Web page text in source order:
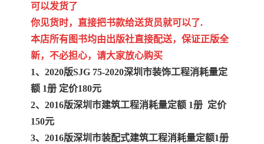
可以发货了
你见货时，直接把书款给送货员就可以了.
本店所有图书均由出版社直接配送，保证正版全
新，不必担心，请大家放心购买
1、2020版SJG 75-2020深圳市装饰工程消耗量定
额 1册 定价180元
2、2016版深圳市建筑工程消耗量定额 1册 定价
150元
3、2016版深圳市装配式建筑工程消耗量定额1册
20kv及以下配电网工程定
验评定标准
广西建筑安装工程预算定 内河沿海港口疏浚定额
*考军校教材 黑龙江建设工程计价定额
依据
海南省建设工程预算定额 浙江省建设工程预算定额
电力工程预算概算定额